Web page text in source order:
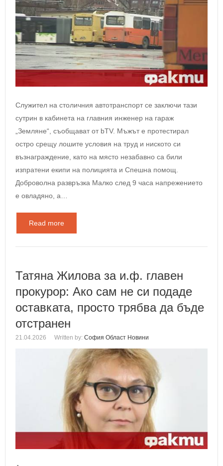
Служител на столичния автотранспорт се заключи тази
сутрин в кабинета на главния инженер на гараж
„Земляне“, съобщават от bTV. Мъжът е протестирал
остро срещу лошите условия на труд и ниското си
възнаграждение, като на място незабавно са били
изпратени екипи на полицията и Спешна помощ.
Доброволна развръзка Малко след 9 часа напрежението
е овладяно, а…
Read more
Татяна Жилова за и.ф. главен
прокурор: Ако сам не си подаде
оставката, просто трябва да бъде
отстранен
21.04.2026 Written by: София Област Новини